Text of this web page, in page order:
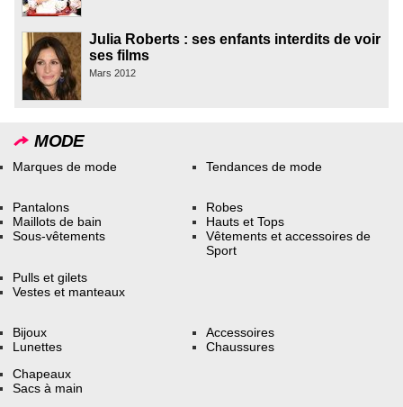
Julia Roberts : ses enfants interdits de voir
ses films
Mars 2012
MODE
Marques de mode Tendances de mode
Pantalons
Maillots de bain
Sous-vêtements
Robes
Hauts et Tops
Vêtements et accessoires de
Sport
Pulls et gilets
Vestes et manteaux
Bijoux
Lunettes
Accessoires
Chaussures
Chapeaux
Sacs à main